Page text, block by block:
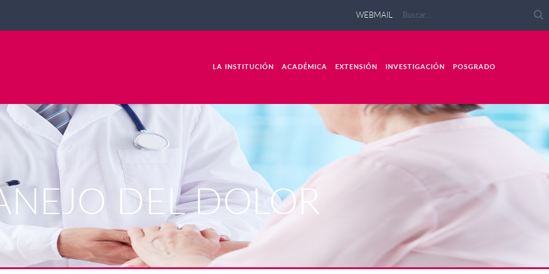
WEBMAIL
LA INSTITUCIÓN ACADÉMICA EXTENSIÓN INVESTIGACIÓN POSGRADO
DEL DOLOR